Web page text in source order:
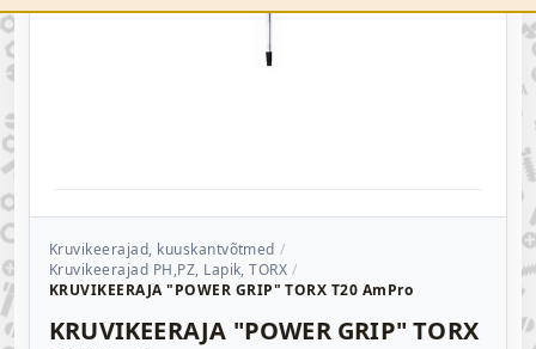
Kruvikeerajad, kuuskantvõtmed
Kruvikeerajad PH,PZ, Lapik, TORX
KRUVIKEERAJA "POWER GRIP" TORX T20 AmPro
KRUVIKEERAJA "POWER GRIP" TORX